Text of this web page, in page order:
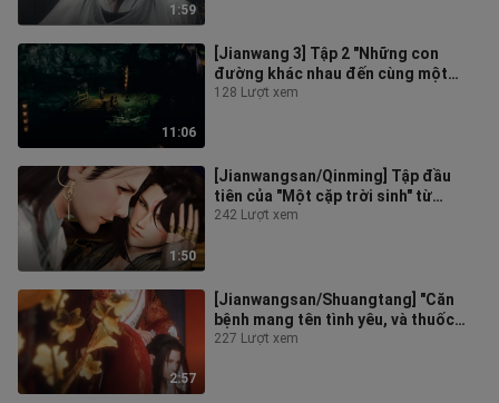
1:59
11:06
[Jianwang 3] Tập 2 "Những con
đường khác nhau đến cùng một
mục tiêu" (CP chính-Ge Zang, Ming
128 Lượt xem
1:50
[Jianwangsan/Qinming] Tập đầu
tiên của "Một cặp trời sinh" từ
"Những con đường khác nhau đến
242 Lượt xem
2:57
[Jianwangsan/Shuangtang] "Căn
bệnh mang tên tình yêu, và thuốc
chữa chỉ có bạn" từ "Những con
227 Lượt xem